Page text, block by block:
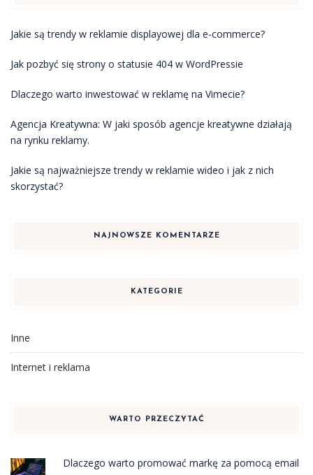
Jakie są trendy w reklamie displayowej dla e-commerce?
Jak pozbyć się strony o statusie 404 w WordPressie
Dlaczego warto inwestować w reklamę na Vimecie?
Agencja Kreatywna: W jaki sposób agencje kreatywne działają
na rynku reklamy.
Jakie są najważniejsze trendy w reklamie wideo i jak z nich
skorzystać?
NAJNOWSZE KOMENTARZE
KATEGORIE
Inne
Internet i reklama
WARTO PRZECZYTAĆ
Dlaczego warto promować markę za pomocą email